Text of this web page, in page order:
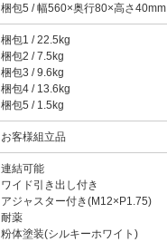
梱包5 / 幅560×奥行80×高さ40mm
梱包1 / 22.5kg
梱包2 / 7.5kg
梱包3 / 9.6kg
梱包4 / 13.6kg
梱包5 / 1.5kg
お客様組立品
連結可能
ワイド引き出し付き
アジャスター付き(M12×P1.75)
耐薬
粉体塗装(シルキーホワイト)